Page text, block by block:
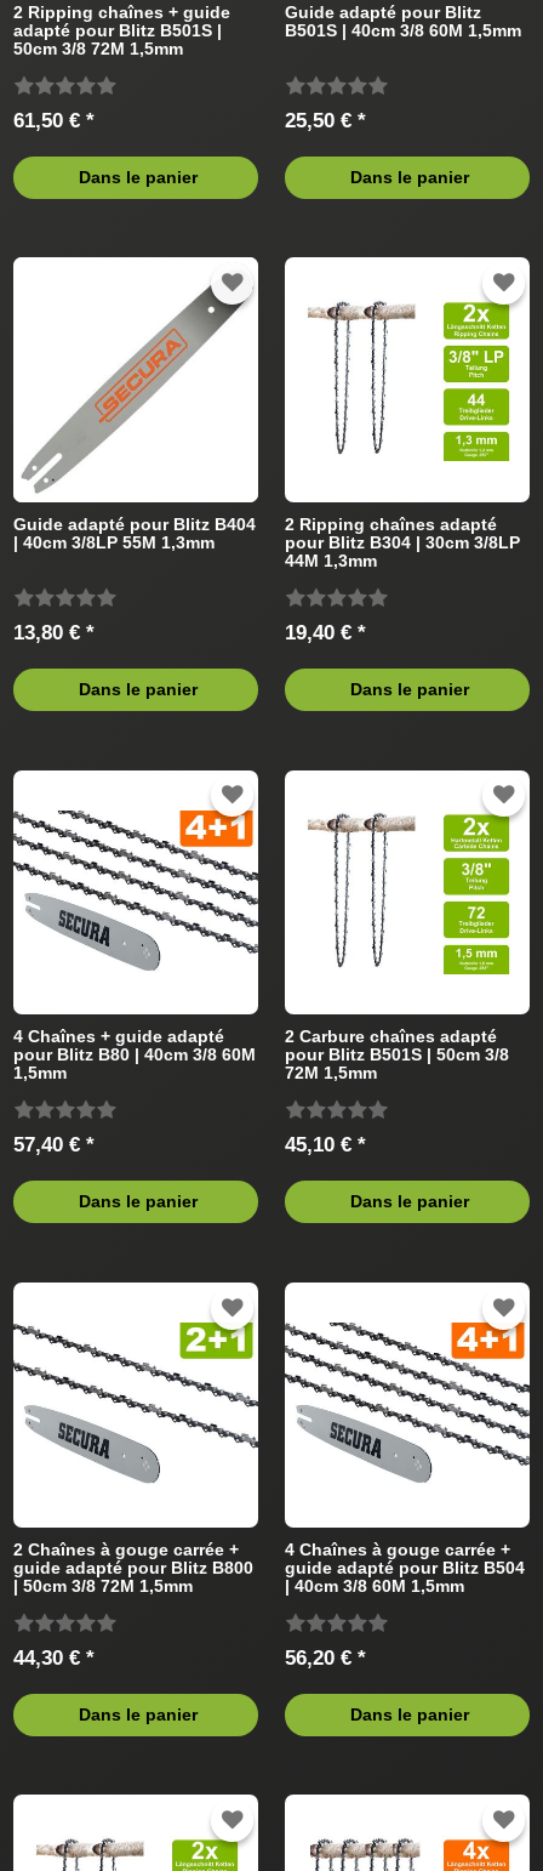
2 Ripping chaînes + guide
adapté pour Blitz B501S |
50cm 3/8 72M 1,5mm
61,50 € *
Dans le panier
Guide adapté pour Blitz
B501S | 40cm 3/8 60M 1,5mm
25,50 € *
Dans le panier
Guide adapté pour Blitz B404
| 40cm 3/8LP 55M 1,3mm
13,80 € *
Dans le panier
2 Ripping chaînes adapté
pour Blitz B304 | 30cm 3/8LP
44M 1,3mm
19,40 € *
Dans le panier
4 Chaînes + guide adapté
pour Blitz B80 | 40cm 3/8 60M
1,5mm
57,40 € *
Dans le panier
2 Carbure chaînes adapté
pour Blitz B501S | 50cm 3/8
72M 1,5mm
45,10 € *
Dans le panier
2 Chaînes à gouge carrée +
guide adapté pour Blitz B800
| 50cm 3/8 72M 1,5mm
44,30 € *
Dans le panier
4 Chaînes à gouge carrée +
guide adapté pour Blitz B504
| 40cm 3/8 60M 1,5mm
56,20 € *
Dans le panier